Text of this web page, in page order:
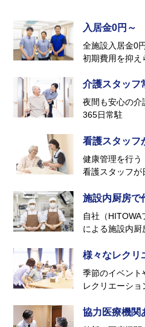
入居金0円～
全施設入居金0
初期費用を抑え
介護スタッフ
夜間も安心の介
365日常駐
看護スタッフ
健康管理を行う
看護スタッフが
施設内厨房で
自社（HITOWA
による施設内
様々なレクリ
季節のイベント
レクリエーショ
協力医療機関